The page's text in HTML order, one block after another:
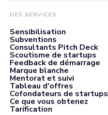
DES SERVICES
Sensibilisation
Subventions
Consultants Pitch Deck
Scoutisme de startups
Feedback de démarrage
Marque blanche
Mentorat et suivi
Tableau d'offres
Cofondateurs de startups
Ce que vous obtenez
Tarification